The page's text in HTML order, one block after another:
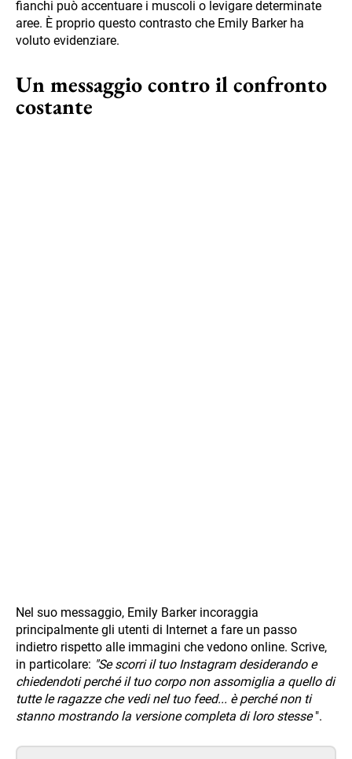
fianchi può accentuare i muscoli o levigare determinate
aree. È proprio questo contrasto che Emily Barker ha
voluto evidenziare.
Un messaggio contro il confronto
costante
Nel suo messaggio, Emily Barker incoraggia
principalmente gli utenti di Internet a fare un passo
indietro rispetto alle immagini che vedono online. Scrive,
in particolare: "Se scorri il tuo Instagram desiderando e
chiedendoti perché il tuo corpo non assomiglia a quello di
tutte le ragazze che vedi nel tuo feed... è perché non ti
stanno mostrando la versione completa di loro stesse".